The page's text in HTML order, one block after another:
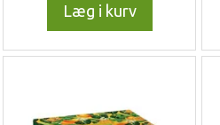
Læg i kurv